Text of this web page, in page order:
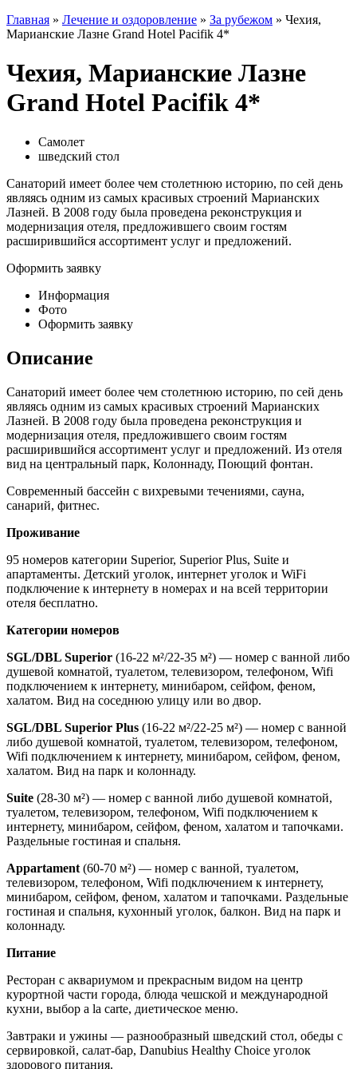
Главная » Лечение и оздоровление » За рубежом » Чехия,
Марианские Лазне Grand Hotel Pacifik 4*
Чехия, Марианские Лазне
Grand Hotel Pacifik 4*
Самолет
шведский стол
Санаторий имеет более чем столетнюю историю, по сей день
являясь одним из самых красивых строений Марианских
Лазней. В 2008 году была проведена реконструкция и
модернизация отеля, предложившего своим гостям
расширившийся ассортимент услуг и предложений.
Оформить заявку
Информация
Фото
Оформить заявку
Описание
Санаторий имеет более чем столетнюю историю, по сей день
являясь одним из самых красивых строений Марианских
Лазней. В 2008 году была проведена реконструкция и
модернизация отеля, предложившего своим гостям
расширившийся ассортимент услуг и предложений. Из отеля
вид на центральный парк, Колоннаду, Поющий фонтан.
Современный бассейн с вихревыми течениями, сауна,
санарий, фитнес.
Проживание
95 номеров категории Superior, Superior Plus, Suite и
апартаменты. Детский уголок, интернет уголок и WiFi
подключение к интернету в номерах и на всей территории
отеля бесплатно.
Категории номеров
SGL/DBL Superior (16-22 м²/22-35 м²) — номер с ванной либо
душевой комнатой, туалетом, телевизором, телефоном, Wifi
подключением к интернету, минибаром, сейфом, феном,
халатом. Вид на соседнюю улицу или во двор.
SGL/DBL Superior Plus (16-22 м²/22-25 м²) — номер с ванной
либо душевой комнатой, туалетом, телевизором, телефоном,
Wifi подключением к интернету, минибаром, сейфом, феном,
халатом. Вид на парк и колоннаду.
Suite (28-30 м²) — номер с ванной либо душевой комнатой,
туалетом, телевизором, телефоном, Wifi подключением к
интернету, минибаром, сейфом, феном, халатом и тапочками.
Раздельные гостиная и спальня.
Appartament (60-70 м²) — номер с ванной, туалетом,
телевизором, телефоном, Wifi подключением к интернету,
минибаром, сейфом, феном, халатом и тапочками. Раздельные
гостиная и спальня, кухонный уголок, балкон. Вид на парк и
колоннаду.
Питание
Ресторан с аквариумом и прекрасным видом на центр
курортной части города, блюда чешской и международной
кухни, выбор a la carte, диетическое меню.
Завтраки и ужины — разнообразный шведский стол, обеды с
сервировкой, салат-бар, Danubius Healthy Choice уголок
здорового питания.